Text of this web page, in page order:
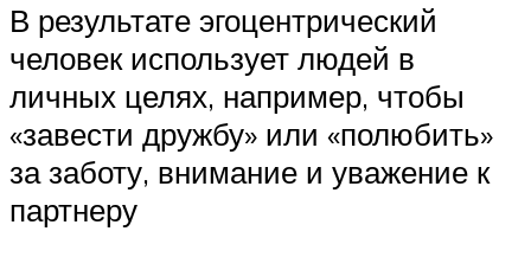
В результате эгоцентрический
человек использует людей в
личных целях, например, чтобы
«завести дружбу» или «полюбить»
за заботу, внимание и уважение к
партнеру